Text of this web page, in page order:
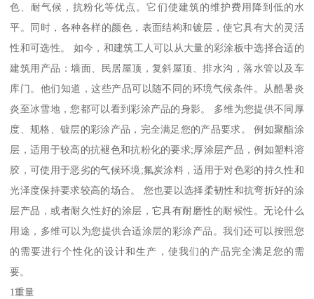
色、耐气候，抗粉化等优点。它们使建筑的维护费用降到低的水
平。同时，各种各样的颜色，表面结构和镀层，使它具有大的灵活
性和可选性。 如今，和建筑工人可以从大量的彩涂板中选择合适的
建筑用产品：墙面、民居屋顶，复斜屋顶、排水沟，落水管以及车
库门。他们知道，这些产品可以随不同的环境气候条件。从酷暑炎
炎至冰雪地，您都可以看到彩涂产品的身影。 多维为您提供不同厚
度、规格、镀层的彩涂产品，完全满足您的产品要求。 例如聚酯涂
层，适用于较高的抗褪色和抗粉化的要求;厚涂层产品，例如塑料溶
胶，可使用于恶劣的气候环境;氟炭涂料，适用于对色彩的持久性和
光泽度保持要求较高的场合。 您也要以选择柔韧性和抗弯折好的涂
层产品，或者耐久性好的涂层，它具有耐磨性的耐候性。无论什么
用途，多维可以为您提供合适涂层的彩涂产品。我们还可以按照您
的需要进行个性化的设计和生产，使我们的产品完全满足您的需
要。
1重量